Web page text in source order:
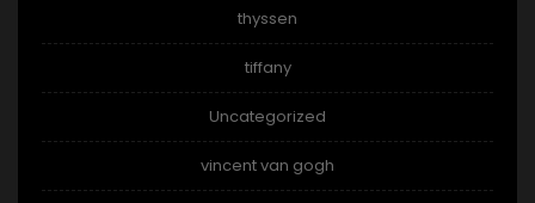
thyssen
tiffany
Uncategorized
vincent van gogh